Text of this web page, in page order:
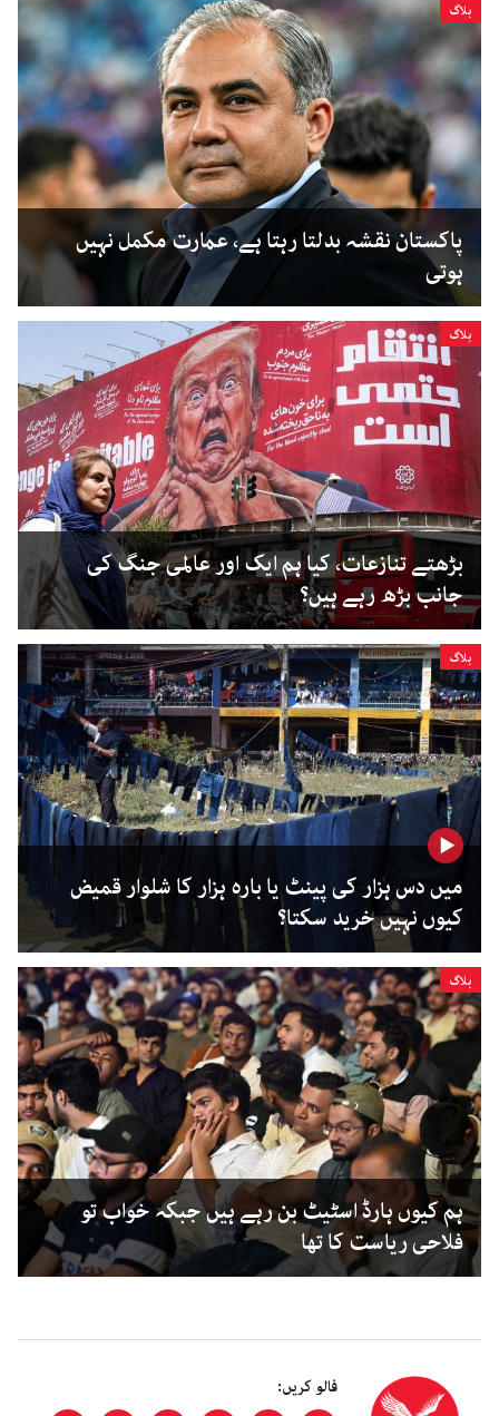
بلاگ
پاکستان نقشہ بدلتا رہتا ہے، عمارت مکمل نہیں
ہوتی
بلاگ
بڑھتے تنازعات، کیا ہم ایک اور عالمی جنگ کی
جانب بڑھ رہے ہیں؟
بلاگ
میں دس ہزار کی پینٹ یا بارہ ہزار کا شلوار قمیض
کیوں نہیں خرید سکتا؟
بلاگ
ہم کیوں ہارڈ اسٹیٹ بن رہے ہیں جبکہ خواب تو
فلاحی ریاست کا تھا
فالو کریں: